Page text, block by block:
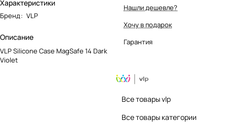
Характеристики
Бренд: VLP
Описание
VLP Silicone Case MagSafe 14 Dark
Violet
Нашли дешевле?
Хочу в подарок
Гарантия
Все товары vlp
Все товары категории